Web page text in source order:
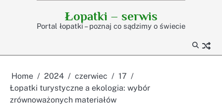
Łopatki – serwis
Portal łopatki – poznaj co sądzimy o świecie
Home 2024 czerwiec
17
Łopatki turystyczne a ekologia: wybór
zrównoważonych materiałów